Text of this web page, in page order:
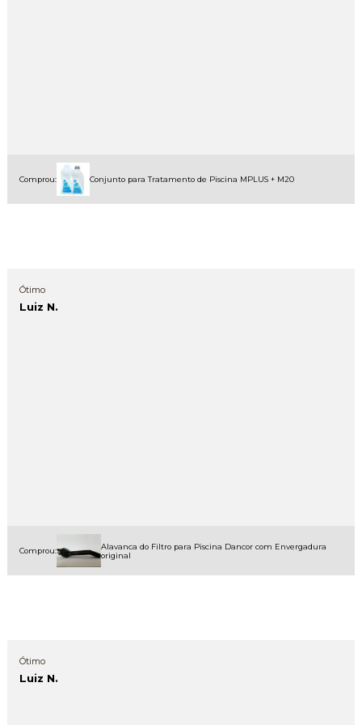
Comprou: Conjunto para Tratamento de Piscina MPLUS + M20
Ótimo
Luiz N.
Comprou:
Alavanca do Filtro para Piscina Dancor com Envergadura
original
Ótimo
Luiz N.